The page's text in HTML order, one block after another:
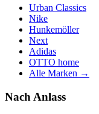
Urban Classics
Nike
Hunkemöller
Next
Adidas
OTTO home
Alle Marken →
Nach Anlass